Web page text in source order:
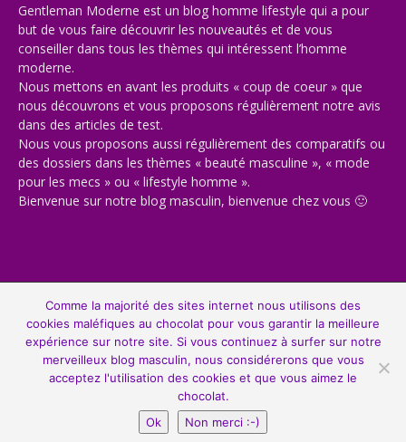
Gentleman Moderne est un blog homme lifestyle qui a pour
but de vous faire découvrir les nouveautés et de vous
conseiller dans tous les thèmes qui intéressent l’homme
moderne.
Nous mettons en avant les produits « coup de coeur » que
nous découvrons et vous proposons régulièrement notre avis
dans des articles de test.
Nous vous proposons aussi régulièrement des comparatifs ou
des dossiers dans les thèmes « beauté masculine », « mode
pour les mecs » ou « lifestyle homme ».
Bienvenue sur notre blog masculin, bienvenue chez vous 🙂
© Copyright 2013-2022, All Rights Reserved. Gentleman Moderne est un
site de tendance avec de la mode masculine, de la beauté, du lifestyle,
de la culture et du high-tech.
Comme la majorité des sites internet nous utilisons des
cookies maléfiques au chocolat pour vous garantir la meilleure
expérience sur notre site. Si vous continuez à surfer sur notre
merveilleux blog masculin, nous considérerons que vous
acceptez l'utilisation des cookies et que vous aimez le
chocolat.
Ok
Non merci :-)